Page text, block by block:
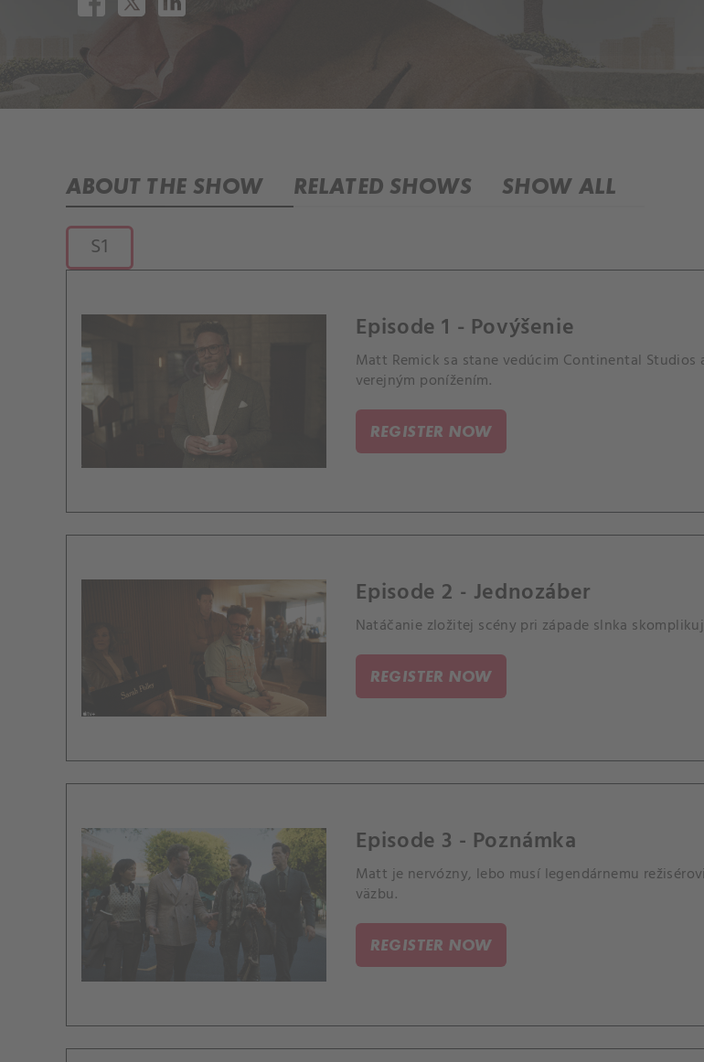
ABOUT THE SHOW RELATED SHOWS SHOW ALL
S1
Episode 1 - Povýšenie
Matt Remick sa stane vedúcim Continental
verejným ponížením.
REGISTER NOW
Episode 2 - Jednozáber
Natáčanie zložitej scény pri západe slnka
REGISTER NOW
Episode 3 - Poznámka
Matt je nervózny, lebo musí legendárnemu
väzbu.
REGISTER NOW